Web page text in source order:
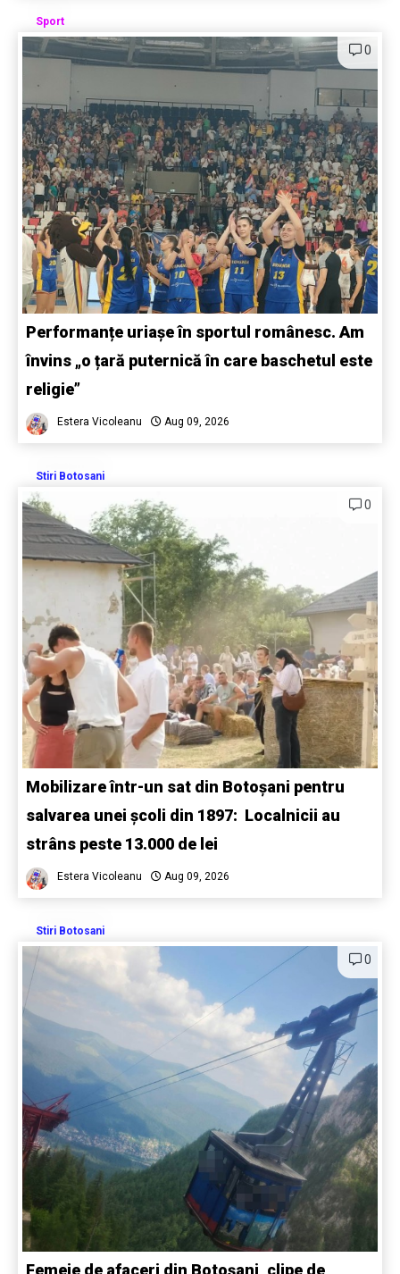
Sport
0
Performanțe uriașe în sportul românesc. Am
învins „o țară puternică în care baschetul este
religie”
Estera Vicoleanu Aug 09, 2026
Stiri Botosani
0
Mobilizare într-un sat din Botoșani pentru
salvarea unei școli din 1897: Localnicii au
strâns peste 13.000 de lei
Estera Vicoleanu Aug 09, 2026
Stiri Botosani
0
Femeie de afaceri din Botoșani, clipe de